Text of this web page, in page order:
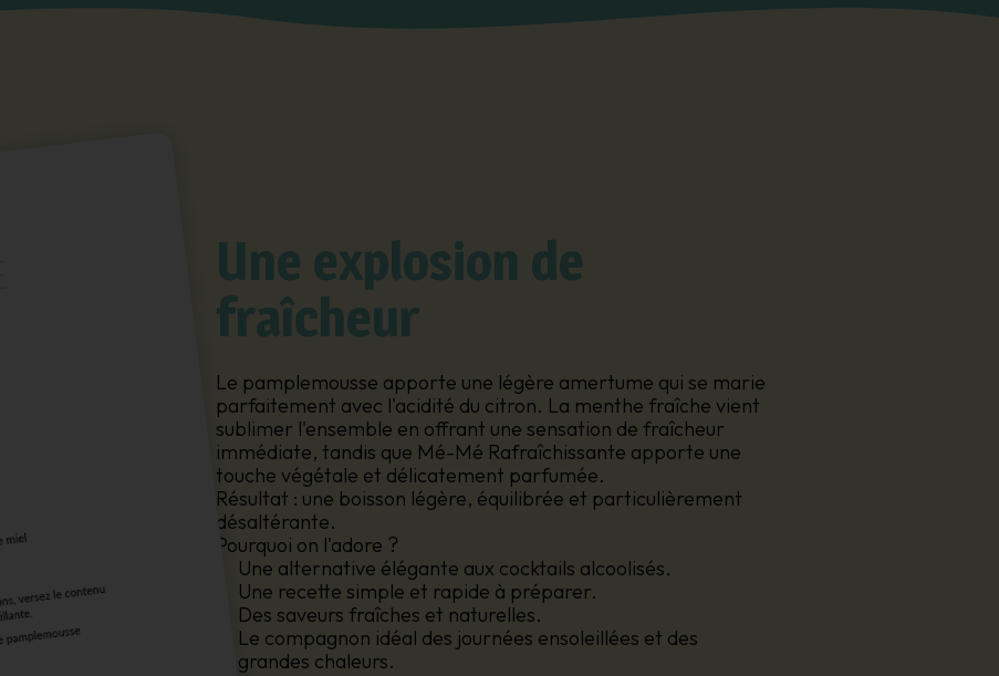
Une explosion de
fraîcheur
Le pamplemousse apporte une légère amertume qui se marie
parfaitement avec l'acidité du citron. La menthe fraîche vient
sublimer l'ensemble en offrant une sensation de fraîcheur
immédiate, tandis que Mé-Mé Rafraîchissante apporte une
touche végétale et délicatement parfumée.
Résultat : une boisson légère, équilibrée et particulièrement
désaltérante.
Pourquoi on l'adore ?
Une alternative élégante aux cocktails alcoolisés.
Une recette simple et rapide à préparer.
Des saveurs fraîches et naturelles.
Le compagnon idéal des journées ensoleillées et des
grandes chaleurs.